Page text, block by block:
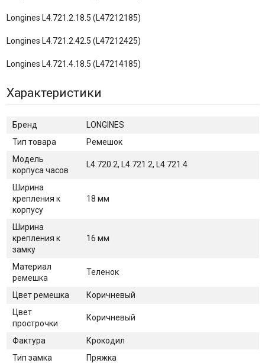
Longines L4.721.2.18.5 (L47212185)
Longines L4.721.2.42.5 (L47212425)
Longines L4.721.4.18.5 (L47214185)
Характеристики
Бренд
LONGINES
Тип товара
Ремешок
Модель
корпуса часов
L4.720.2, L4.721.2, L4.721.4
Ширина
крепления к
корпусу
18 мм
Ширина
крепления к
замку
16 мм
Материал
ремешка
Теленок
Цвет ремешка
Коричневый
Цвет
прострочки
Коричневый
Фактура
Крокодил
Тип замка
Пряжка